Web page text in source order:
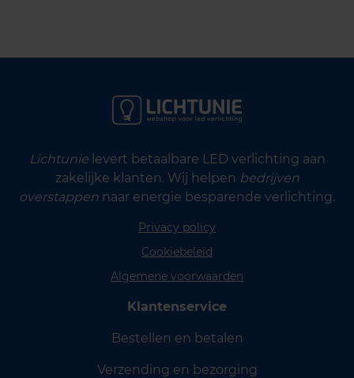
Lichtunielevert betaalbare LED verlichting aan
zakelijke klanten. Wij helpen bedrijven
overstappen naar energie besparende verlichting.
Privacy policy
Cookiebeleid
Algemene voorwaarden
Klantenservice
Bestellen en betalen
Verzending en bezorging